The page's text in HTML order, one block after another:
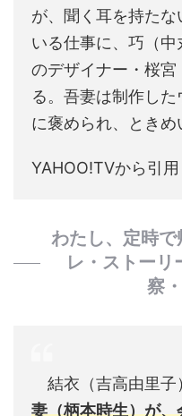
が、聞く耳を持た
いる仕事に、巧（
のデザイナー・桜
る。吾妻は制作し
に褒められ、ときめ
YAHOO!TVから引用
わたし、定時
レ・ストーリ
察
結衣（吉高由里子
妻（柄本時生）が